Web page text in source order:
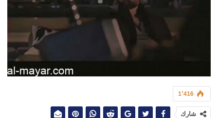
1٬416
شارك